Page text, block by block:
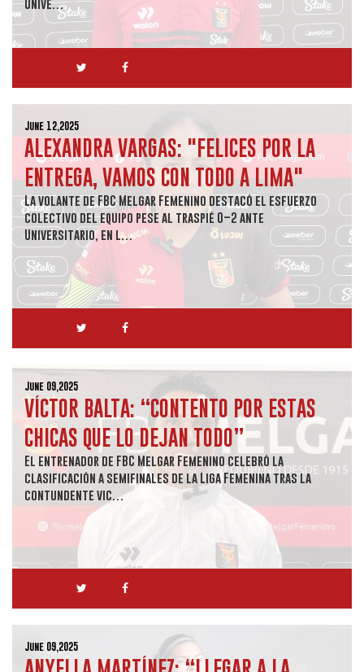
Unive…
June 12,2025
ALEXANDRA VARGAS: "FELICES POR LA
ENTREGA, VAMOS CON TODO A LIMA"
La volante de FBC Melgar Femenino destacó el esfuerzo
colectivo del equipo pese al traspié 0–2 ante
Universitario, en l…
June 09,2025
VÍCTOR BALTA: “CONTENTO POR ESTAS
CHICAS QUE LO DEJAN TODO”
El entrenador de FBC Melgar Femenino celebró la
clasificación a semifinales de la Liga Femenina tras la
contundente vic…
June 09,2025